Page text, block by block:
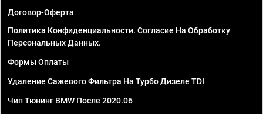
Договор-Оферта
Политика Конфиденциальности. Согласие На Обработку
Персональных Данных.
Формы Оплаты
Удаление Сажевого Фильтра На Турбо Дизеле TDI
Чип Тюнинг BMW После 2020.06